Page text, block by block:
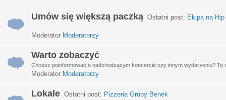
Umów się większą paczką Ostatni post: Ekipa na
Moderator Moderatorzy
Warto zobaczyć
Chcesz poinformować o nadchodzącym koncercie czy innym wydarzeniu? To
Moderator Moderatorzy
Lokale Ostatni post: Pizzeria Gruby Benek